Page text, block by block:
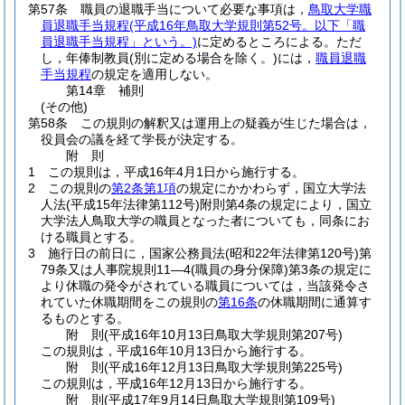
第57条 職員の退職手当について必要な事項は， 鳥取大学職
員退職手当規程(平成16年鳥取大学規則第52号。以下「職
員退職手当規程」という。)に定めるところによる。 ただ
し，年俸制教員(別に定める場合を除く。)には， 職員退職
手当規程の規定を適用しない。
第14章
補則
(その他)
第58条
この規則の解釈又は運用上の疑義が生じた場合は，
役員会の議を経て学長が決定する。
附 則
1
この規則は，平成16年4月1日から施行する。
2
この規則の第2条第1項の規定にかかわらず，国立大学法
人法(平成15年法律第112号)附則第4条の規定により，国立
大学法人鳥取大学の職員となった者についても，同条にお
ける職員とする。
3
施行日の前日に，国家公務員法(昭和22年法律第120号)第
79条又は人事院規則11―4(職員の身分保障)第3条の規定に
より休職の発令がされている職員については，当該発令さ
れていた休職期間をこの規則の第16条の休職期間に通算す
るものとする。
附 則(平成16年10月13日鳥取大学規則第207号)
この規則は，平成16年10月13日から施行する。
附 則(平成16年12月13日鳥取大学規則第225号)
この規則は，平成16年12月13日から施行する。
附 則(平成17年9月14日鳥取大学規則第109号)